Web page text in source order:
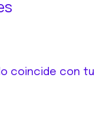
coincide con tu